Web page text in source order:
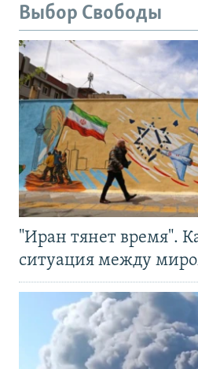
Выбор Свободы
"Иран тянет время".
ситуация между